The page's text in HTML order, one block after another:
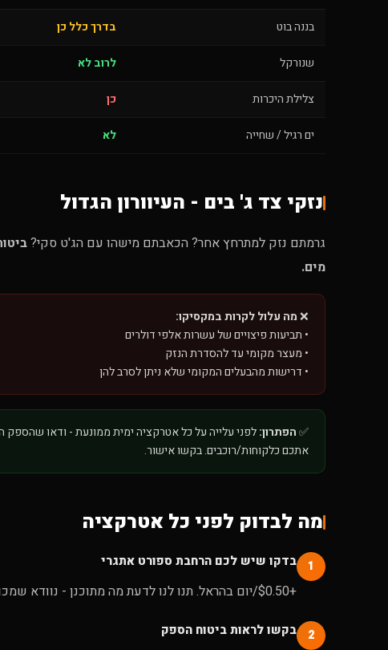
בננה בוט בדרך כלל כן
שנורקל לרוב לא
צלילת היכרות כן
ים רגיל / שחייה לא
נזקי צד ג' בים - העיוורון הגדול
גרמתם נזק למתרחץ אחר? הכאבתם מישהו עם הג'ט סקי?
מים.
❌מה עלול לקרות במקסיקו:
• תביעות פיצויים של עשרות אלפי דולרים
• מעצר מקומי עד להסדרת הנזק
• דרישות מהבעלים המקומי שלא ניתן לסרב להן
✅הפתרון:לפני עלייה על כל אטרקציה ימית ממונעת - ודאו שהספק
אתכם כלקוחות/רוכבים. בקשו אישור.
מה לבדוק לפני כל אטרקציה
1 בדקו שיש לכם הרחבת ספורט אתגרי
+$0.50/יום בהראל. תנו לנו לדעת מה מתוכנן - נוודא שמכוסה.
2 בקשו לראות ביטוח הספק